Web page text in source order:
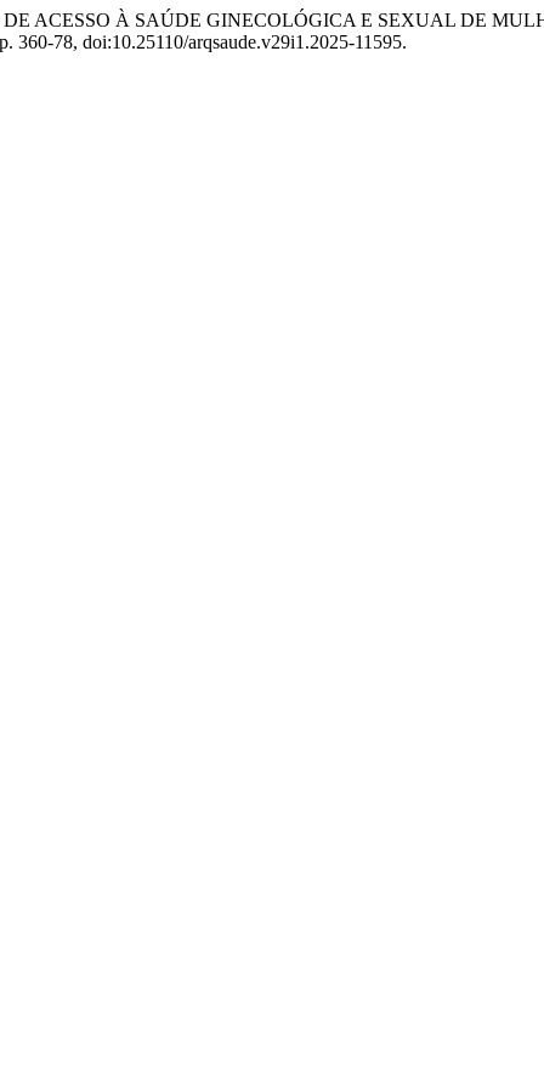
ACESSO À SAÚDE GINECOLÓGICA E SEXUAL DE
360-78, doi:10.25110/arqsaude.v29i1.2025-11595.